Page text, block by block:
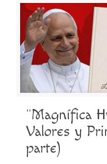
“Magnífica
Valores y
parte)